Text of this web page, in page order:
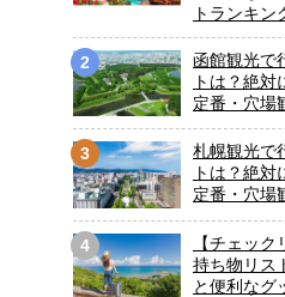
トランキン
2
函館観光で
トは？絶
定番・穴場
3
札幌観光で
トは？絶
定番・穴場
4
【チェッ
持ち物リス
と便利なグ